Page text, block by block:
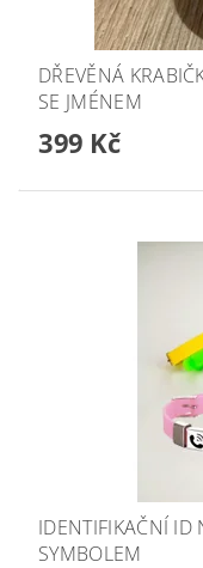
DŘEVĚNÁ
SE JMÉNEM
399 Kč
IDENTIFIKAČNÍ ID
SYMBOLEM